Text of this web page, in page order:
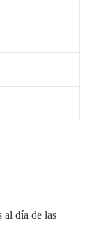
al día de las